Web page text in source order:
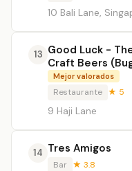
10 Bali Lane,
13 Good Luck -
Craft Beers
Mejor valorados
Restaurante ★ 5
9 Haji Lane
14 Tres Amigos
Bar ★ 3.8